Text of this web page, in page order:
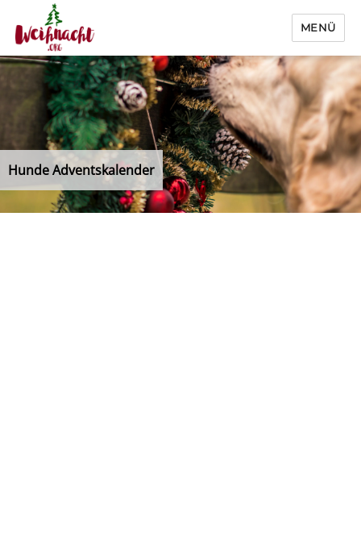
Weihnacht.org
MENÜ
Hunde Adventskalender